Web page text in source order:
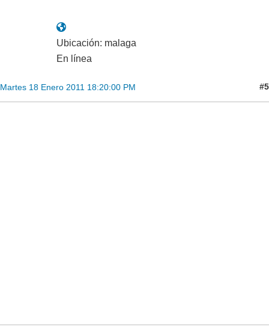
Ubicación: malaga
En línea
Martes 18 Enero 2011 18:20:00 PM #5